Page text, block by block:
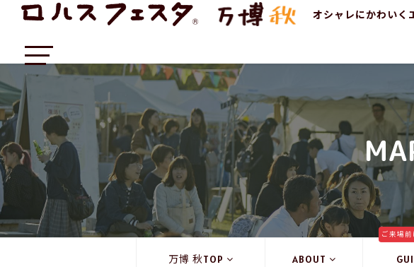
オシャレにかわいく
万博 秋TOP ABOUT
ご来場前